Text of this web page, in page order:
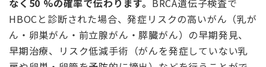
なく50 %の確率で伝わります。 BRCA遺伝子検査で
HBOCと診断された場合、発症リスクの高いがん（乳が
ん・卵巣がん・前立腺がん・膵臓がん）の早期発見、
早期治療、リスク低減手術（がんを発症していない乳